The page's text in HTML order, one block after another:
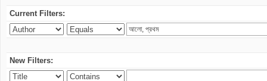
Current Filters:
New Filters: